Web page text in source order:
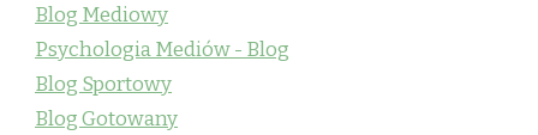
Blog Mediowy
Psychologia Mediów - Blog
Blog Sportowy
Blog Gotowany